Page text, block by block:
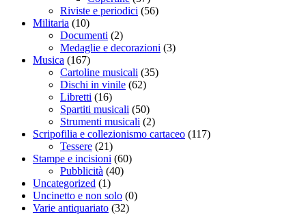
Riviste e periodici (56)
Militaria (10)
Documenti (2)
Medaglie e decorazioni (3)
Musica (167)
Cartoline musicali (35)
Dischi in vinile (62)
Libretti (16)
Spartiti musicali (50)
Strumenti musicali (2)
Scripofilia e collezionismo cartaceo (117)
Tessere (21)
Stampe e incisioni (60)
Pubblicità (40)
Uncategorized (1)
Uncinetto e non solo (0)
Varie antiquariato (32)